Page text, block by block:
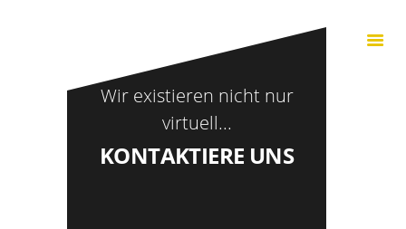
Unser Studio
Wir existieren nicht nur
virtuell...
KONTAKTIERE UNS